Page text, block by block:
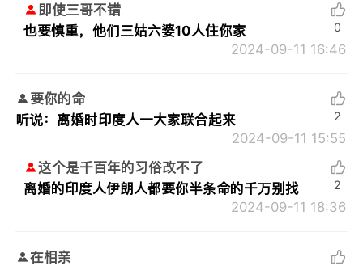
即使三哥不错
也要慎重，他们三姑六婆10人住你家
2024-09-11 16:46
0
要你的命
听说：离婚时印度人一大家联合起来
2024-09-11 15:55
2
这个是千百年的习俗改不了
离婚的印度人伊朗人都要你半条命的千万别找
2024-09-11 18:36
2
在相亲